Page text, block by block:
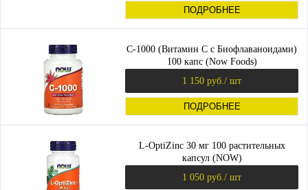
ПОДРОБНЕЕ
C-1000 (Витамин С с Биофлаваноидами)
100 капс (Now Foods)
1 150 руб. / шт
ПОДРОБНЕЕ
L-OptiZinc 30 мг 100 растительных
капсул (NOW)
1 050 руб. / шт